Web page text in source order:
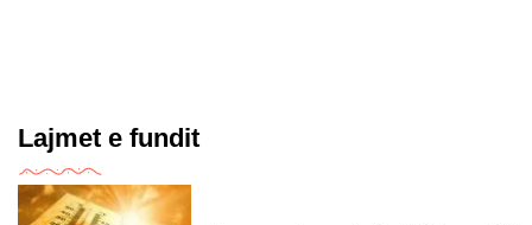
Lajmet e fundit